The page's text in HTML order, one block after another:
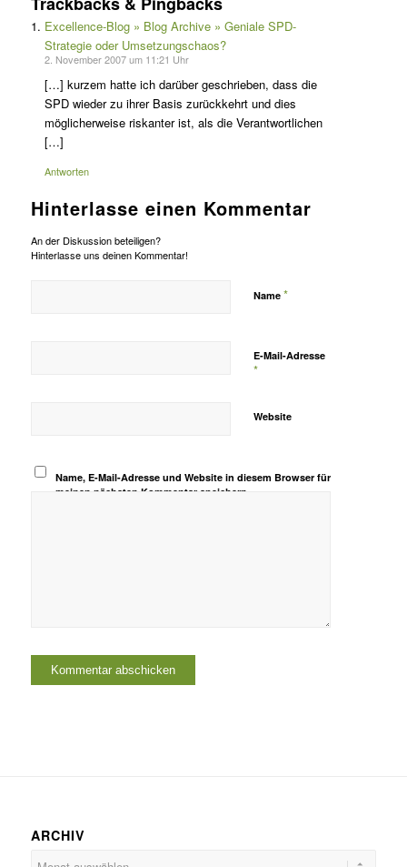
Excellence-Blog » Blog Archive » Geniale SPD-
Strategie oder Umsetzungschaos?
2. November 2007 um 11:21 Uhr
[…] kurzem hatte ich darüber geschrieben, dass die
SPD wieder zu ihrer Basis zurückkehrt und dies
möglicherweise riskanter ist, als die Verantwortlichen
[…]
Antworten
Hinterlasse einen Kommentar
An der Diskussion beteiligen?
Hinterlasse uns deinen Kommentar!
Name *
E-Mail-Adresse
*
Website
Name, E-Mail-Adresse und Website in diesem Browser für
meinen nächsten Kommentar speichern.
ARCHIV